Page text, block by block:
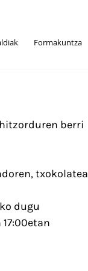
Formakuntza
berri
txokolatea
dugu